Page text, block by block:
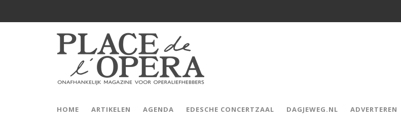
HOME ARTIKELEN AGENDA EDESCHE CONCERTZAAL DAGJEWEG.NL ADVERTEREN